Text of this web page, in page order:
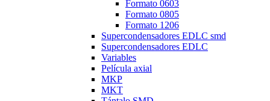
Formato 0603
Formato 0805
Formato 1206
Supercondensadores EDLC smd
Supercondensadores EDLC
Variables
Película axial
MKP
MKT